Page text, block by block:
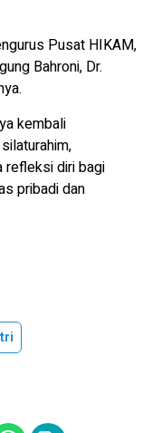
Pusat HIKAM,
Bahroni, Dr.
kembali
refleksi diri bagi
pribadi dan